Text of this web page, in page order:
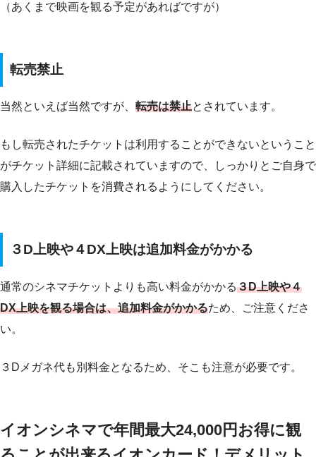
（あくまで映画を観る予定があればですが）
転売禁止
当然といえば当然ですが、 転売は禁止とされています。
もし転売されたチケットは利用することができないということ
がチケット詳細に記載されていますので、しっかりとご自身で
購入したチケットを消費されるようにしてください。
３D上映や４DX上映は追加料金がかかる
通常のシネマチケットよりも高い料金がかかる３D上映や４
DX上映を観る場合は、追加料金がかかるため、ご注意くださ
い。
３Dメガネ代も別料金となるため、そこも注意が必要です。
イオンシネマで年間最大24,000円お得に観